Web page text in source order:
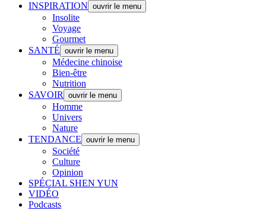
INSPIRATION ouvrir le menu
Insolite
Voyage
Gourmet
SANTÉ ouvrir le menu
Médecine chinoise
Bien-être
Nutrition
SAVOIR
ouvrir le menu
Homme
Univers
Nature
TENDANCE ouvrir le menu
Société
Culture
Opinion
SPÉCIAL SHEN YUN
VIDÉO
Podcasts